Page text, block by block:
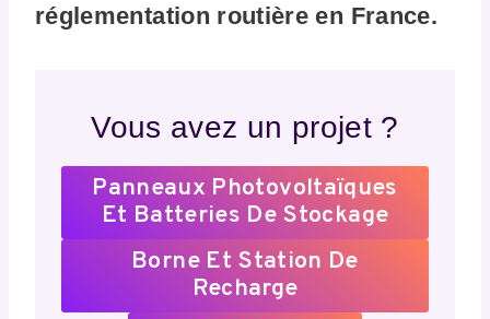
réglementation routière en France.
Vous avez un projet ?
Panneaux Photovoltaïques
Et Batteries De Stockage
Borne Et Station De
Recharge